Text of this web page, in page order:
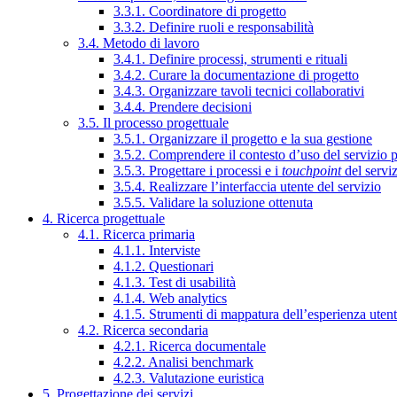
3.3.1. Coordinatore di progetto
3.3.2. Definire ruoli e responsabilità
3.4. Metodo di lavoro
3.4.1. Definire processi, strumenti e rituali
3.4.2. Curare la documentazione di progetto
3.4.3. Organizzare tavoli tecnici collaborativi
3.4.4. Prendere decisioni
3.5. Il processo progettuale
3.5.1. Organizzare il progetto e la sua gestione
3.5.2. Comprendere il contesto d’uso del servizio
3.5.3. Progettare i processi e i touchpointdel
3.5.4. Realizzare l’interfaccia utente del servizio
3.5.5. Validare la soluzione ottenuta
4. Ricerca progettuale
4.1. Ricerca primaria
4.1.1. Interviste
4.1.2. Questionari
4.1.3. Test di usabilità
4.1.4. Web analytics
4.1.5. Strumenti di mappatura dell’esperienza
4.2. Ricerca secondaria
4.2.1. Ricerca documentale
4.2.2. Analisi benchmark
4.2.3. Valutazione euristica
5. Progettazione dei servizi